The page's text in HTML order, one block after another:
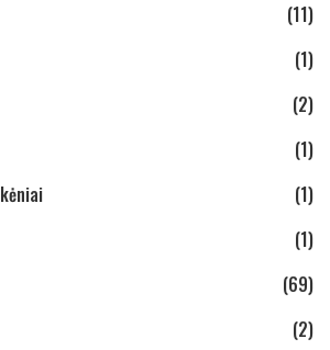
(11)
(1)
(2)
(1)
(1)
(1)
(69)
(2)